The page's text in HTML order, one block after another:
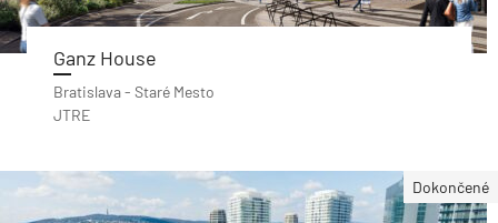
Ganz House
Bratislava - Staré Mesto
JTRE
Dokončené